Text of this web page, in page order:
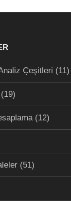
Çeşitleri (11)
(19)
(12)
(51)